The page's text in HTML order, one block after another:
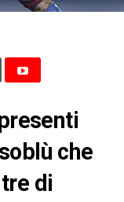
che
di